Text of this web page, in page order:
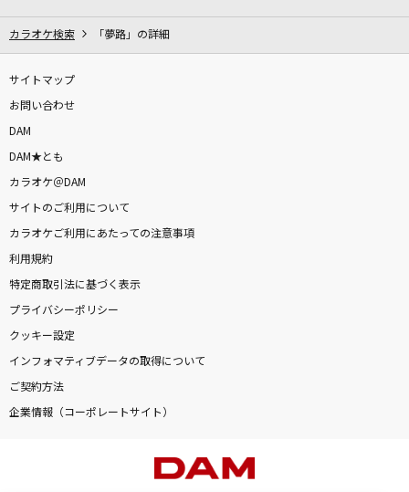
カラオケ検索 「夢路」の詳細
サイトマップ
お問い合わせ
DAM
DAM★とも
カラオケ＠DAM
サイトのご利用について
カラオケご利用にあたっての注意事項
利用規約
特定商取引法に基づく表示
プライバシーポリシー
クッキー設定
インフォマティブデータの取得について
ご契約方法
企業情報（コーポレートサイト）